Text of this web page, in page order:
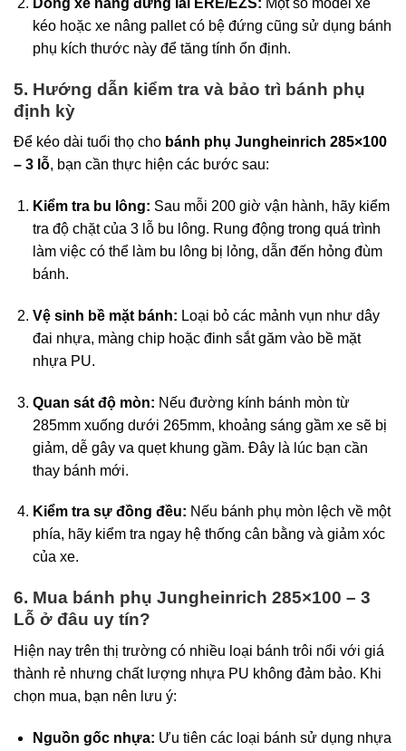
kéo hoặc xe nâng pallet có bệ đứng cũng sử dụng bánh
phụ kích thước này để tăng tính ổn định.
5. Hướng dẫn kiểm tra và bảo trì bánh phụ
định kỳ
Để kéo dài tuổi thọ cho bánh phụ Jungheinrich 285×100
– 3 lỗ, bạn cần thực hiện các bước sau:
Kiểm tra bu lông: Sau mỗi 200 giờ vận hành, hãy kiểm
tra độ chặt của 3 lỗ bu lông. Rung động trong quá trình
làm việc có thể làm bu lông bị lỏng, dẫn đến hỏng đùm
bánh.
Vệ sinh bề mặt bánh: Loại bỏ các mảnh vụn như dây
đai nhựa, màng chip hoặc đinh sắt găm vào bề mặt
nhựa PU.
Quan sát độ mòn: Nếu đường kính bánh mòn từ
285mm xuống dưới 265mm, khoảng sáng gầm xe sẽ bị
giảm, dễ gây va quẹt khung gầm. Đây là lúc bạn cần
thay bánh mới.
Kiểm tra sự đồng đều: Nếu bánh phụ mòn lệch về một
phía, hãy kiểm tra ngay hệ thống cân bằng và giảm xóc
của xe.
6. Mua bánh phụ Jungheinrich 285×100 – 3
Lỗ ở đâu uy tín?
Hiện nay trên thị trường có nhiều loại bánh trôi nổi với giá
thành rẻ nhưng chất lượng nhựa PU không đảm bảo. Khi
chọn mua, bạn nên lưu ý:
Nguồn gốc nhựa: Ưu tiên các loại bánh sử dụng nhựa